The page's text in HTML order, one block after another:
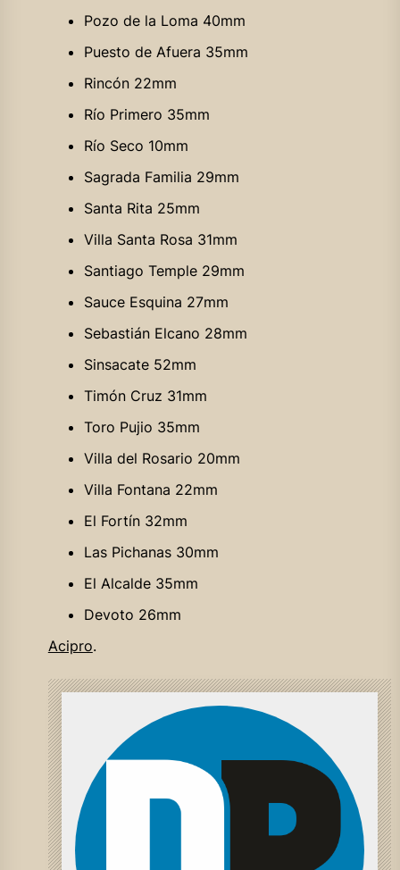
Pozo de la Loma 40mm
Puesto de Afuera 35mm
Rincón 22mm
Río Primero 35mm
Río Seco 10mm
Sagrada Familia 29mm
Santa Rita 25mm
Villa Santa Rosa 31mm
Santiago Temple 29mm
Sauce Esquina 27mm
Sebastián Elcano 28mm
Sinsacate 52mm
Timón Cruz 31mm
Toro Pujio 35mm
Villa del Rosario 20mm
Villa Fontana 22mm
El Fortín 32mm
Las Pichanas 30mm
El Alcalde 35mm
Devoto 26mm
Acipro.